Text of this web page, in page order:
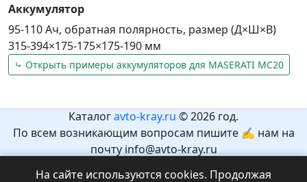
Аккумулятор
95-110 Ач, обратная полярность, размер (Д×Ш×В)
315-394×175-175×175-190 мм
⤷ Открыть примеры аккумуляторов для MASERATI MC20
Каталогavto-kray.ru © 2026 год.
По всем возникающим вопросам пишите ✍ нам на
почту info@avto-kray.ru
На сайте используются cookies. Продолжая